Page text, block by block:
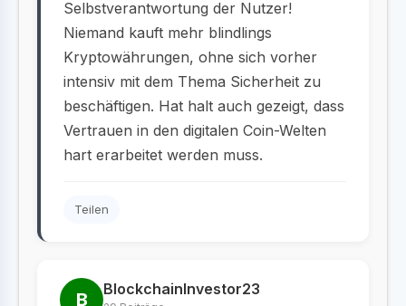
Selbstverantwortung der Nutzer!
Niemand kauft mehr blindlings
Kryptowährungen, ohne sich vorher
intensiv mit dem Thema Sicherheit zu
beschäftigen. Hat halt auch gezeigt, dass
Vertrauen in den digitalen Coin-Welten
hart erarbeitet werden muss.
Teilen
B BlockchainInvestor23